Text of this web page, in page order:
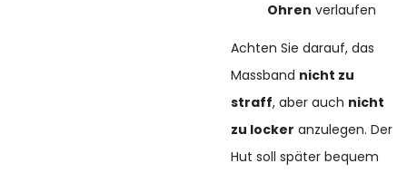
Ohren verlaufen
Achten Sie darauf, das
Massband nicht zu
straff, aber auch nicht
zu locker anzulegen. Der
Hut soll später bequem